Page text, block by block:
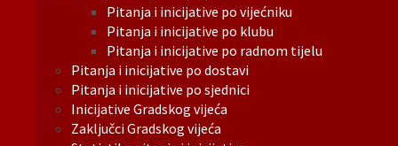
Pitanja i inicijative po vijećniku
Pitanja i inicijative po klubu
Pitanja i inicijative po radnom tijelu
Pitanja i inicijative po dostavi
Pitanja i inicijative po sjednici
Inicijative Gradskog vijeća
Zaključci Gradskog vijeća